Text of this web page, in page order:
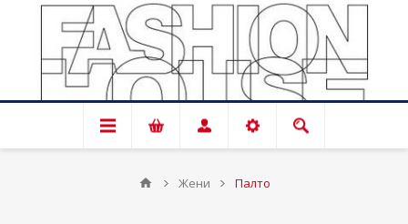
Жени Палто